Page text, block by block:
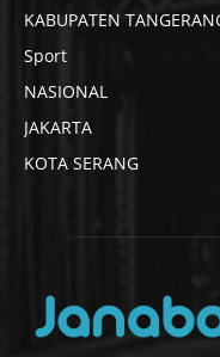
KABUPATEN
Sport
NASIONAL
JAKARTA
KOTA SERANG